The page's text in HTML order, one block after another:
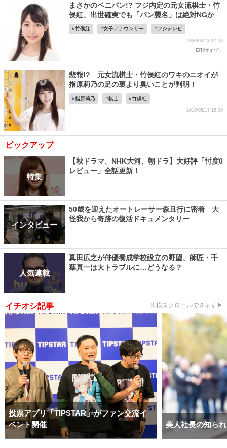
まさかのベニパン!? フジ内定の元女流棋士・竹
俣紅、出世確実でも「パン襲名」は絶対NGか
竹俣紅 女子アナウンサー フジテレビ
2020/02/13 17:58
日刊サイゾー
悲報!? 元女流棋士・竹俣紅のワキのニオイが
指原莉乃の足の裏より臭いことが判明！
指原莉乃 棋士 竹俣紅
2019/05/17 16:00
ピックアップ
特集
【秋ドラマ、NHK大河、朝ドラ】大好評「忖度0
レビュー」全話更新！
インタビュー
50歳を迎えたオートレーサー森且行に密着 大
怪我から奇跡の復活ドキュメンタリー
人気連載
真田広之が俳優養成学校設立の野望、師匠・千
葉真一は大トラブルに…どうなる？
イチオシ記事 ※横スクロールできます▶
投票アプリ「TIPSTAR」がファン交流イ
ベント開催
美人社長の知ら